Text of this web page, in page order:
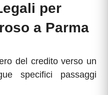
per
a Parma
del credito verso un
specifici passaggi